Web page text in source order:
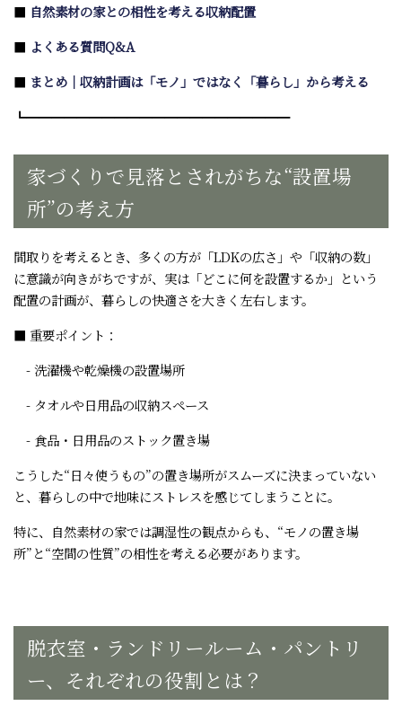
■ 自然素材の家との相性を考える収納配置
■ よくある質問Q&A
■ まとめ｜収納計画は「モノ」ではなく「暮らし」から考える
┗━━━━━━━━━━━━━━━━━━━━━
家づくりで見落とされがちな“設置場
所”の考え方
間取りを考えるとき、多くの方が「LDKの広さ」や「収納の数」
に意識が向きがちですが、実は「どこに何を設置するか」という
配置の計画が、暮らしの快適さを大きく左右します。
■ 重要ポイント：
- 洗濯機や乾燥機の設置場所
- タオルや日用品の収納スペース
- 食品・日用品のストック置き場
こうした“日々使うもの”の置き場所がスムーズに決まっていない
と、暮らしの中で地味にストレスを感じてしまうことに。
特に、自然素材の家では調湿性の観点からも、“モノの置き場
所”と“空間の性質”の相性を考える必要があります。
脱衣室・ランドリールーム・パントリ
ー、それぞれの役割とは？